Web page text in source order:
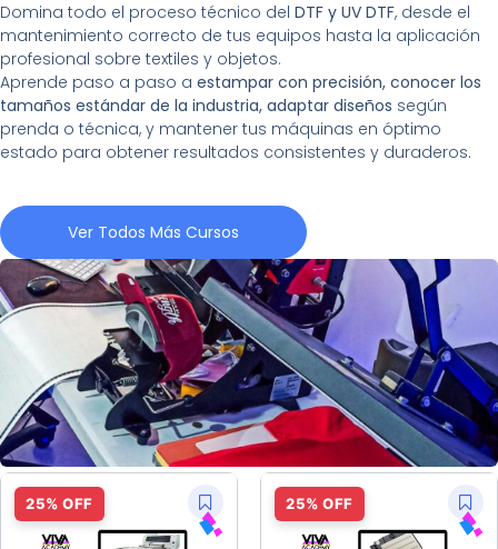
Domina todo el proceso técnico del DTF y UV DTF, desde el
mantenimiento correcto de tus equipos hasta la aplicación
profesional sobre textiles y objetos.
Aprende paso a paso a estampar con precisión, conocer los
tamaños estándar de la industria, adaptar diseños según
prenda o técnica, y mantener tus máquinas en óptimo
estado para obtener resultados consistentes y duraderos.
Ver Todos Más Cursos